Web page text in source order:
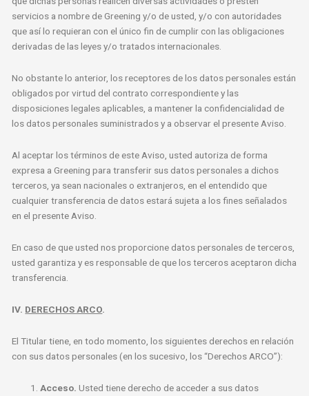
servicios a nombre de Greening y/o de usted, y/o con autoridades
que así lo requieran con el único fin de cumplir con las obligaciones
derivadas de las leyes y/o tratados internacionales.
No obstante lo anterior, los receptores de los datos personales están
obligados por virtud del contrato correspondiente y las
disposiciones legales aplicables, a mantener la confidencialidad de
los datos personales suministrados y a observar el presente Aviso.
Al aceptar los términos de este Aviso, usted autoriza de forma
expresa a Greening para transferir sus datos personales a dichos
terceros, ya sean nacionales o extranjeros, en el entendido que
cualquier transferencia de datos estará sujeta a los fines señalados
en el presente Aviso.
En caso de que usted nos proporcione datos personales de terceros,
usted garantiza y es responsable de que los terceros aceptaron dicha
transferencia.
IV. DERECHOS ARCO.
El Titular tiene, en todo momento, los siguientes derechos en relación
con sus datos personales (en los sucesivo, los “Derechos ARCO”):
Acceso. Usted tiene derecho de acceder a sus datos